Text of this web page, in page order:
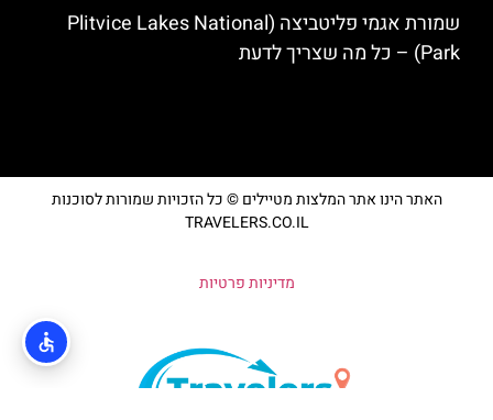
שמורת אגמי פליטביצה (Plitvice Lakes National
Park) – כל מה שצריך לדעת
האתר הינו אתר המלצות מטיילים © כל הזכויות שמורות לסוכנות
TRAVELERS.CO.IL
מדיניות פרטיות